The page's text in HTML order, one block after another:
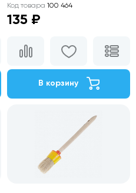
Код товара 100 464
135 ₽
В корзину